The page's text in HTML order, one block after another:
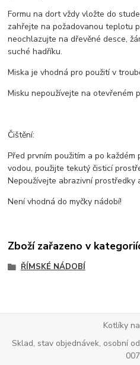
Formu na dort vždy vložte do
zahřejte na požadovanou teplotu
neochlazujte na dřevěné desce,
suché hadříku.
Miska je vhodná pro použití v
Misku nepoužívejte na otevřeném
Čištění:
Před prvním použitím a po
vodou, použijte tekutý čisticí
Nepoužívejte abrazivní prostředky
Není vhodná do myčky nádobí!
Zboží zařazeno v
ŘÍMSKÉ NÁDOBÍ
Kotlíky
Sklad, stav objednávek, osobní
007